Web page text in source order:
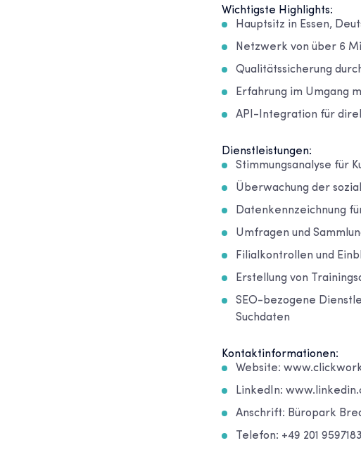
Wichtigste Highlights:
Hauptsitz in Essen,
Netzwerk von über 6
Qualitätssicherung
Erfahrung im Umgang
API-Integration für
Dienstleistungen:
Stimmungsanalyse für
Überwachung der
Datenkennzeichnung
Umfragen und
Filialkontrollen und
Erstellung von
SEO-bezogene
Suchdaten
Kontaktinformationen:
Website:
LinkedIn:
Anschrift: Büropark
Telefon: +49 201